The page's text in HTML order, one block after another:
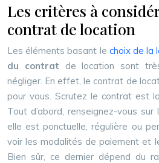
Les critères à
contrat de location
Les éléments basant le choix de la
du contrat de location sont
négliger. En effet, le contrat de
pour vous. Scrutez le contrat est
Tout d’abord, renseignez-vous
elle est ponctuelle, régulière ou
voir les modalités de paiement et
Bien sûr, ce dernier dépend du